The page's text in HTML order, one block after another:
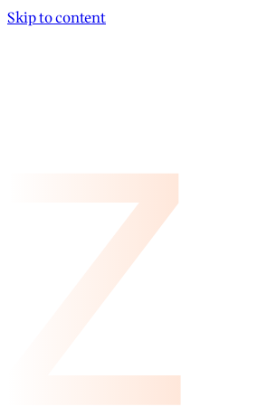
Skip to content